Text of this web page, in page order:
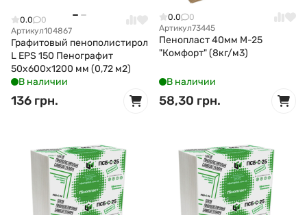
0.0
0
Артикул104867
Графитовый пенополистирол
L EPS 150 Пенографит
50x600x1200 мм (0,72 м2)
В наличии
136 грн.
0.0
0
Артикул73445
Пенопласт 40мм М-25
"Комфорт" (8кг/м3)
В наличии
58,30 грн.